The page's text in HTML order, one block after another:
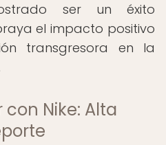
ser un éxito
el impacto positivo
transgresora en la
con Nike: Alta